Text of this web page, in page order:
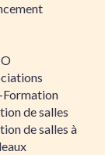
Formation
de salles
de salles à